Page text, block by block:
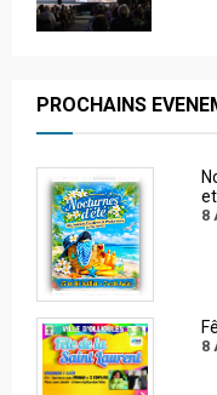
PROCHAINS
8
8